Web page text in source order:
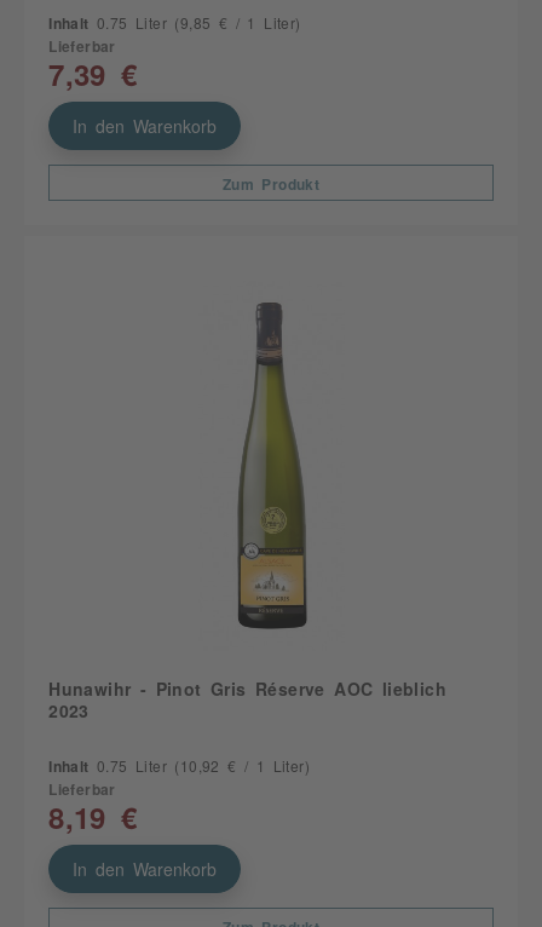
Inhalt 0.75 Liter (9,85 € / 1 Liter)
Lieferbar
7,39 €
In den Warenkorb
Zum Produkt
Hunawihr - Pinot Gris Réserve AOC lieblich
2023
Inhalt 0.75 Liter (10,92 € / 1 Liter)
Lieferbar
8,19 €
In den Warenkorb